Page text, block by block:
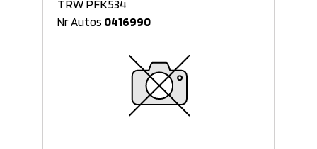
TRW PFK534
Nr Autos 0416990